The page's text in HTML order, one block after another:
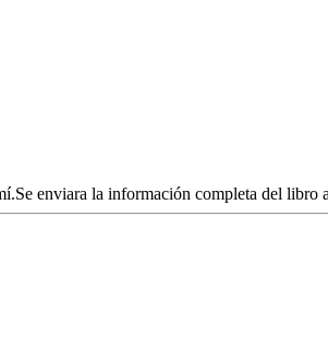
enviara la información completa del libro